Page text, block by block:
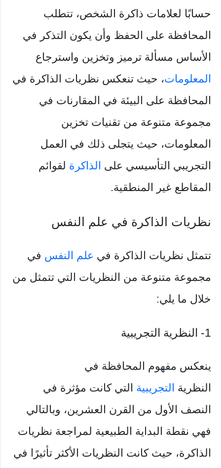
حسابًا لعلامات ذاكرة الشخص، تتطلب
المحافظة على الحفظ وأن يكون التذكر في
الأساس مسألة ترميز وتخزين واسترجاع
المعلومات، حيث تنعكس نظريات الذاكرة في
المحافظة على البيئة في المقارنات في
مجموعة متنوعة من تقنيات تخزين
المعلومات، حيث يتجلى ذلك في العمل
التجريبي التأسيسي على الذاكرة لقوائم
المقاطع غير المنطقية.
نظريات الذاكرة في علم النفس
تتمثل نظريات الذاكرة في علم النفس في
مجموعة متنوعة من النظريات التي تتمثل من
خلال ما يلي:
1- النظرية التجريبية
ينعكس مفهوم المحافظة في
النظرية التجريبية التي كانت مؤثرة في
النصف الأول من القرن العشرين، وبالتالي
فهي نقطة البداية الطبيعية لمراجعة نظريات
الذاكرة، حيث كانت النظريات الأكثر تأثيرًا في